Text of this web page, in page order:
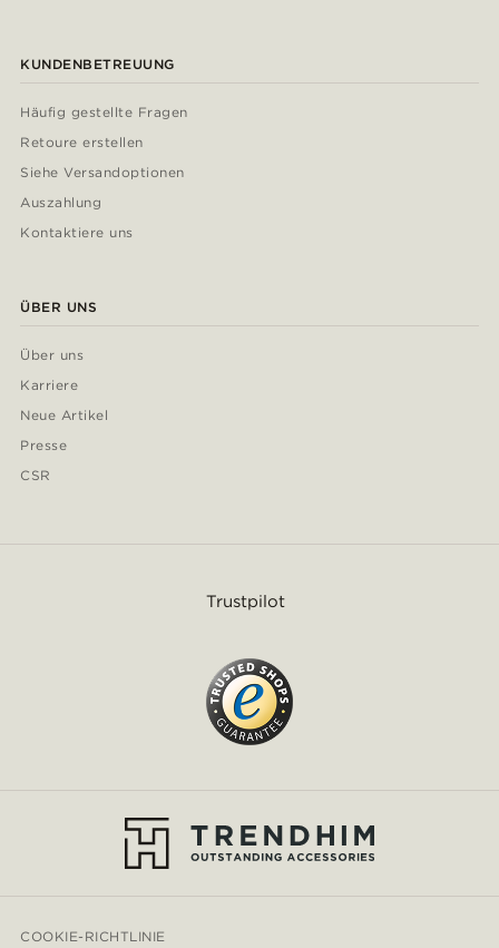
KUNDENBETREUUNG
Häufig gestellte Fragen
Retoure erstellen
Siehe Versandoptionen
Auszahlung
Kontaktiere uns
ÜBER UNS
Über uns
Karriere
Neue Artikel
Presse
CSR
Trustpilot
COOKIE-RICHTLINIE